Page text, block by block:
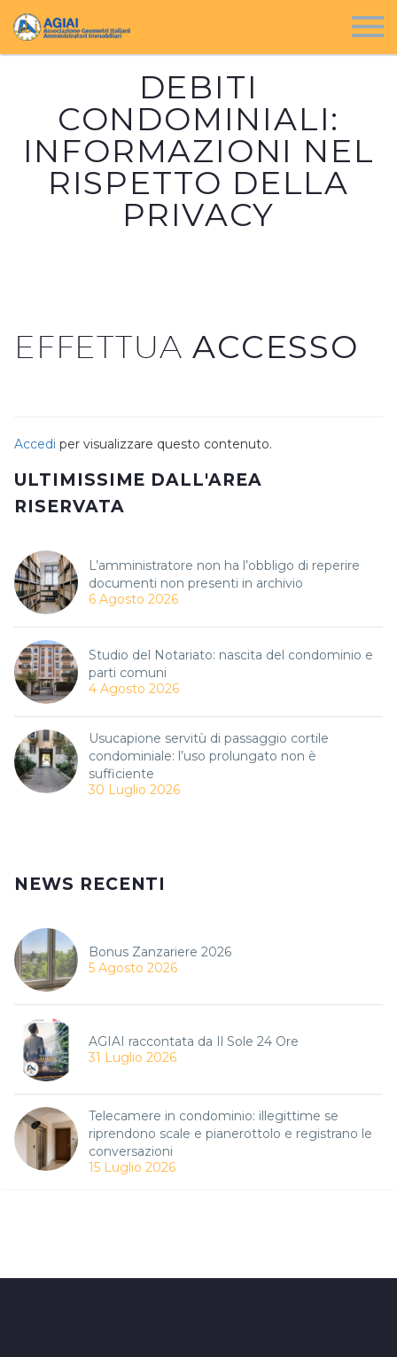
DEBITI
CONDOMINIALI:
INFORMAZIONI NEL
RISPETTO DELLA
PRIVACY
EFFETTUA ACCESSO
Accedi per visualizzare questo contenuto.
ULTIMISSIME DALL'AREA
RISERVATA
L’amministratore non ha l’obbligo di reperire
documenti non presenti in archivio
6 Agosto 2026
Studio del Notariato: nascita del condominio e
parti comuni
4 Agosto 2026
Usucapione servitù di passaggio cortile
condominiale: l’uso prolungato non è
sufficiente
30 Luglio 2026
NEWS RECENTI
Bonus Zanzariere 2026
5 Agosto 2026
AGIAI raccontata da Il Sole 24 Ore
31 Luglio 2026
Telecamere in condominio: illegittime se
riprendono scale e pianerottolo e registrano le
conversazioni
15 Luglio 2026